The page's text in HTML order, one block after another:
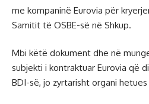
me kompaninë Eurovia për
Samitit të OSBE-së në Shkup.
Mbi këtë dokument dhe në
subjekti i kontraktuar Eurovia që
BDI-së, jo zyrtarisht organi